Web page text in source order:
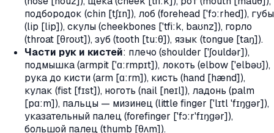
подбородок (chin [tʃɪn]), лоб (forehead ['fɔ:rhed]), губы
(lip [lip]), скулы (cheekbones ['tfi:k, baʊnz]), горло
(throat [θroʊt]), зуб (tooth [tu:θ]), язык (tongue [taŋ]).
Части рук и кистей: плечо (shoulder ['ʃouldər]),
подмышка (armpit ['ɑ:rmpɪt]), локоть (elbow ['elbəʊ]),
рука до кисти (arm [ɑ:rm]), кисть (hand [hænd]),
кулак (fist [fɪst]), ноготь (nail [neɪl]), ладонь (palm
[pɑ:m]), пальцы — мизинец (little finger ['lɪtl 'fɪŋɡər]),
указательный палец (forefinger ['fɔ:r'fɪŋɡər]),
большой палец (thumb [θʌm]).